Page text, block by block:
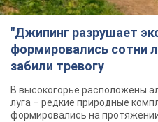
"Джипинг разрушает
формировались сотни
забили тревогу
В высокогорье расположены
луга – редкие природные
формировались на